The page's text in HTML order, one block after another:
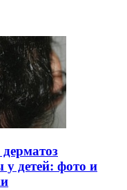
у детей: фото и